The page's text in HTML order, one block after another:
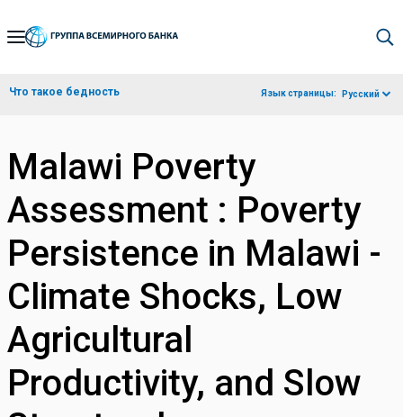
Skip
Navigation
Что такое бедность Язык страницы: Русский
Malawi Poverty
Assessment : Poverty
Persistence in Malawi -
Climate Shocks, Low
Agricultural
Productivity, and Slow